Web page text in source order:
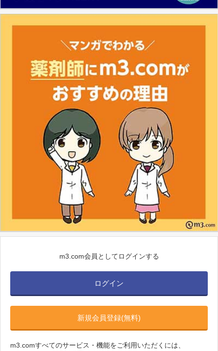
m3.com会員としてログインする
ログイン
新規会員登録(無料)
m3.comすべてのサービス・機能をご利用いただくには、